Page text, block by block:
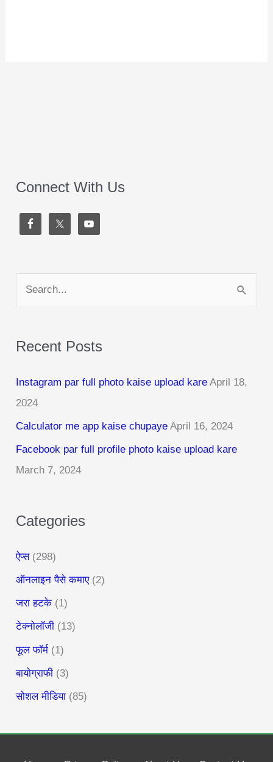
Connect With Us
e
r
h
f
o
r
:
Recent Posts
Instagram par full photo kaise upload kare April 18,
2024
Calculator me app kaise chupaye April 16, 2024
Facebook par full profile photo kaise upload kare
March 7, 2024
Categories
ऐप्स(298)
ऑनलाइन पैसे कमाए(2)
जरा हटके (1)
टेक्नोलॉजी (13)
फूल फॉर्म (1)
बायोग्राफी (3)
सोशल मीडिया (85)